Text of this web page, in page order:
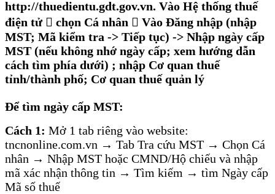
http://thuedientu.gdt.gov.vn. Vào Hệ thống thuế
điện tử  chọn Cá nhân  Vào Đăng nhập (nhập
MST; Mã kiểm tra -> Tiếp tục) -> Nhập ngày cấp
MST (nếu không nhớ ngày cấp; xem hướng dẫn
cách tìm phía dưới) ; nhập Cơ quan thuế
tỉnh/thành phố; Cơ quan thuế quản lý
Để tìm ngày cấp MST:
Cách 1: Mở 1 tab riêng vào website:
tncnonline.com.vn → Tab Tra cứu MST → Chọn Cá
nhân → Nhập MST hoặc CMND/Hộ chiếu và nhập
mã xác nhận thông tin → Tìm kiếm → tìm Ngày cấp
Mã số thuế